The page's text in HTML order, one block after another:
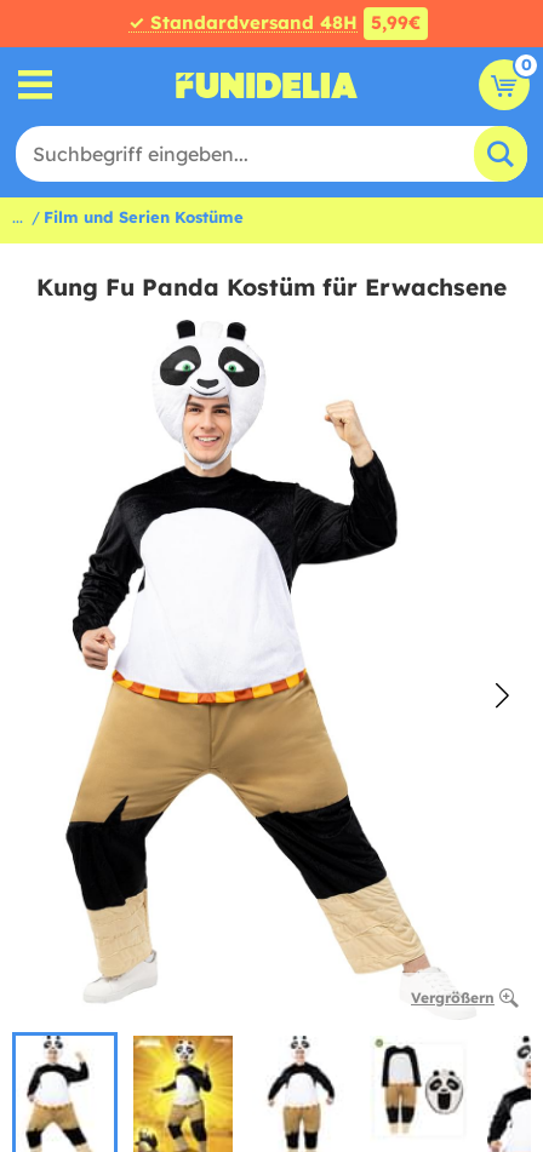
✓ Standardversand 48H 5,99€
0
... Film und Serien Kostüme
Kung Fu Panda Kostüm für Erwachsene
Vergrößern